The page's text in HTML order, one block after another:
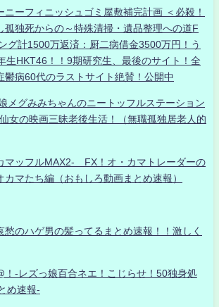
ニーフィニッシュゴミ屋敷補完計画 ＜必殺！
孤独死からの～特殊清掃・遺品整理への道F
グ計1500万返済：厨二病借金3500万円！う
生HKT46！！9期研究生、最後のサイト！全
鬱病60代のラストサイト絶賛！公開中
メグみみちゃんのニートッフルステーション
女の映画三昧老後生活！（無職孤独居老人的
マッフルMAX2- FX！オ・カマトレーダーの
マたち編（おもしろ動画まとめ速報）
愁のハゲ男の髪ってるまとめ速報！！激しく
！-レズっ娘百合ネエ！こじらせ！50独身処
め速報-